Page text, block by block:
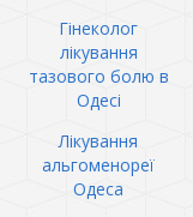
Гінеколог
лікування
тазового болю в
Одесі
Лікування
альгоменореї
Одеса